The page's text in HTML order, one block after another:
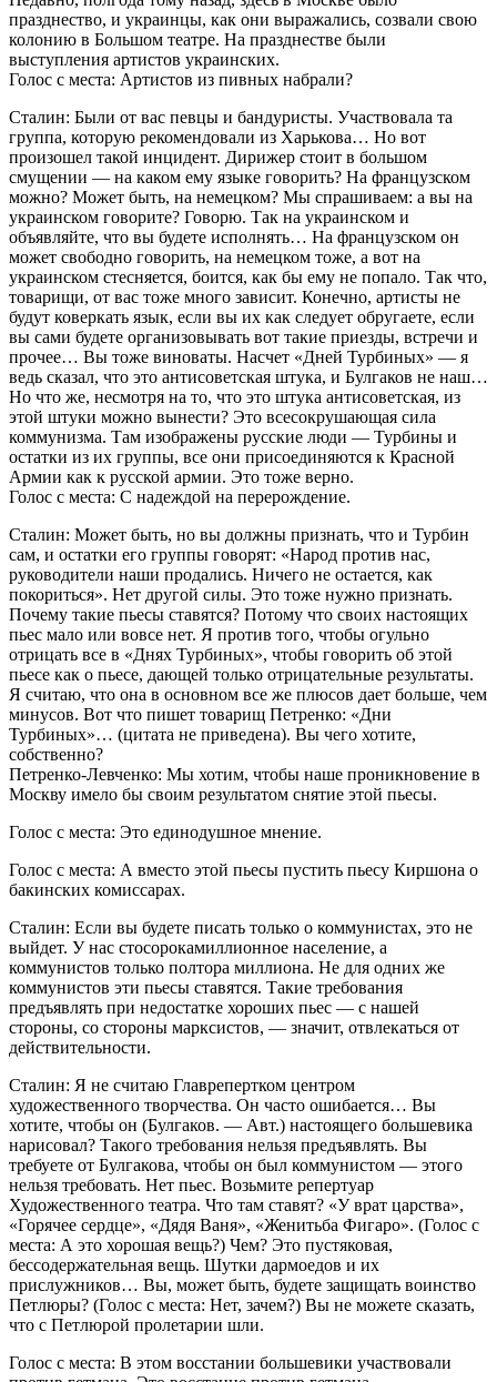
празднество, и украинцы, как они выражались, созвали свою
колонию в Большом театре. На празднестве были
выступления артистов украинских.
Голос с места: Артистов из пивных набрали?
Сталин: Были от вас певцы и бандуристы. Участвовала та
группа, которую рекомендовали из Харькова… Но вот
произошел такой инцидент. Дирижер стоит в большом
смущении — на каком ему языке говорить? На французском
можно? Может быть, на немецком? Мы спрашиваем: а вы на
украинском говорите? Говорю. Так на украинском и
объявляйте, что вы будете исполнять… На французском он
может свободно говорить, на немецком тоже, а вот на
украинском стесняется, боится, как бы ему не попало. Так что,
товарищи, от вас тоже много зависит. Конечно, артисты не
будут коверкать язык, если вы их как следует обругаете, если
вы сами будете организовывать вот такие приезды, встречи и
прочее… Вы тоже виноваты. Насчет «Дней Турбиных» — я
ведь сказал, что это антисоветская штука, и Булгаков не наш…
Но что же, несмотря на то, что это штука антисоветская, из
этой штуки можно вынести? Это всесокрушающая сила
коммунизма. Там изображены русские люди — Турбины и
остатки из их группы, все они присоединяются к Красной
Армии как к русской армии. Это тоже верно.
Голос с места: С надеждой на перерождение.
Сталин: Может быть, но вы должны признать, что и Турбин
сам, и остатки его группы говорят: «Народ против нас,
руководители наши продались. Ничего не остается, как
покориться». Нет другой силы. Это тоже нужно признать.
Почему такие пьесы ставятся? Потому что своих настоящих
пьес мало или вовсе нет. Я против того, чтобы огульно
отрицать все в «Днях Турбиных», чтобы говорить об этой
пьесе как о пьесе, дающей только отрицательные результаты.
Я считаю, что она в основном все же плюсов дает больше, чем
минусов. Вот что пишет товарищ Петренко: «Дни
Турбиных»… (цитата не приведена). Вы чего хотите,
собственно?
Петренко-Левченко: Мы хотим, чтобы наше проникновение в
Москву имело бы своим результатом снятие этой пьесы.
Голос с места: Это единодушное мнение.
Голос с места: А вместо этой пьесы пустить пьесу Киршона о
бакинских комиссарах.
Сталин: Если вы будете писать только о коммунистах, это не
выйдет. У нас стосорокамиллионное население, а
коммунистов только полтора миллиона. Не для одних же
коммунистов эти пьесы ставятся. Такие требования
предъявлять при недостатке хороших пьес — с нашей
стороны, со стороны марксистов, — значит, отвлекаться от
действительности.
Сталин: Я не считаю Главрепертком центром
художественного творчества. Он часто ошибается… Вы
хотите, чтобы он (Булгаков. — Авт.) настоящего большевика
нарисовал? Такого требования нельзя предъявлять. Вы
требуете от Булгакова, чтобы он был коммунистом — этого
нельзя требовать. Нет пьес. Возьмите репертуар
Художественного театра. Что там ставят? «У врат царства»,
«Горячее сердце», «Дядя Ваня», «Женитьба Фигаро». (Голос с
места: А это хорошая вещь?) Чем? Это пустяковая,
бессодержательная вещь. Шутки дармоедов и их
прислужников… Вы, может быть, будете защищать воинство
Петлюры? (Голос с места: Нет, зачем?) Вы не можете сказать,
что с Петлюрой пролетарии шли.
Голос с места: В этом восстании большевики участвовали